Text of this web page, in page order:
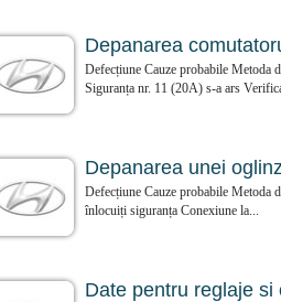
Depanarea
Defecțiune Cauze probabile Metoda
Siguranța nr. 11 (20A) s-a ars
Depanarea unei
Defecțiune Cauze probabile Metoda
înlocuiți siguranța Conexiune la...
Date pentru reglaje si